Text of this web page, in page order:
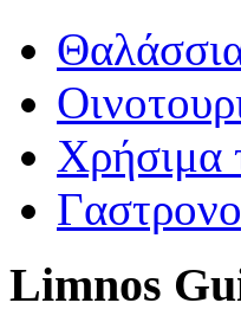
Χρήσιμα
Limnos